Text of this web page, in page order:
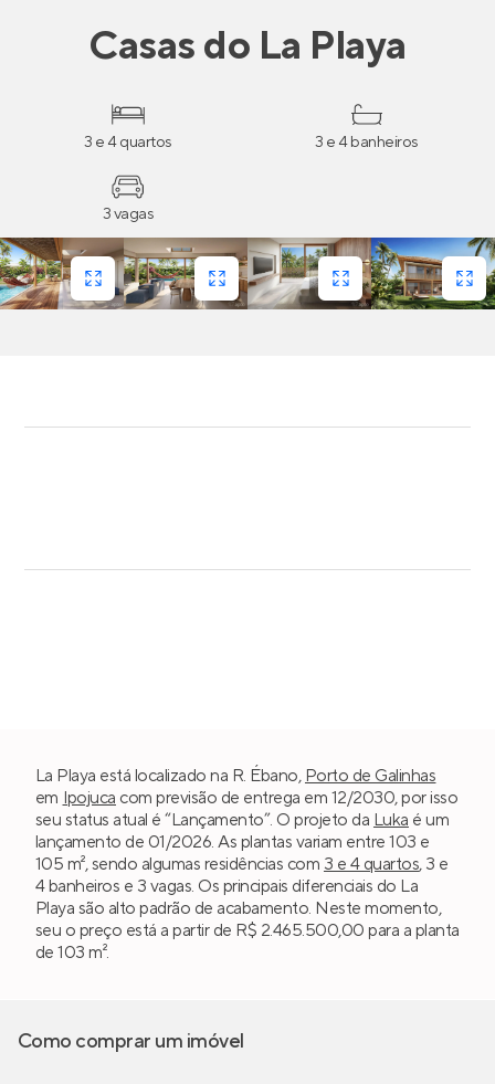
Casasdo La Playa
3 e 4 quartos 3 e 4 banheiros
3 vagas
La Playa está localizado na R. Ébano, Porto de Galinhas
em Ipojuca com previsão de entrega em 12/2030, por isso
seu status atual é “Lançamento”. O projeto da Luka é um
lançamento de 01/2026. As plantas variam entre 103 e
105 m², sendo algumas residências com 3 e 4 quartos, 3 e
4 banheiros e 3 vagas. Os principais diferenciais do La
Playa são alto padrão de acabamento. Neste momento,
seu o preço está a partir de R$ 2.465.500,00 para a planta
de 103 m².
Como comprar um imóvel